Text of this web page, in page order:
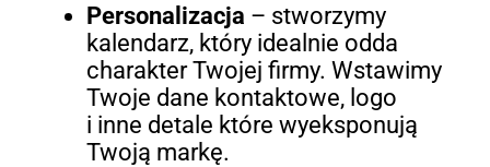
Personalizacja – stworzymy
kalendarz, który idealnie odda
charakter Twojej firmy. Wstawimy
Twoje dane kontaktowe, logo
i inne detale które wyeksponują
Twoją markę.